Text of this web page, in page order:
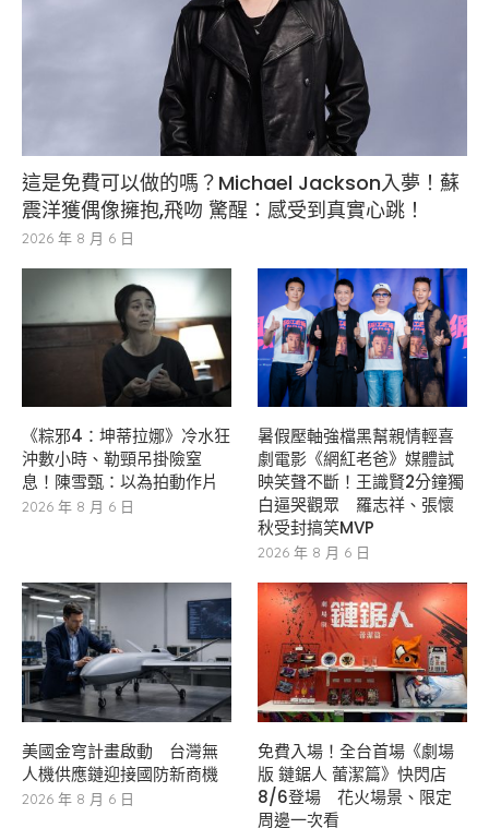
這是免費可以做的嗎？Michael Jackson入夢！蘇
震洋獲偶像擁抱,飛吻 驚醒：感受到真實心跳！
2026 年 8 月 6 日
《粽邪4：坤蒂拉娜》冷水狂
沖數小時、勒頸吊掛險窒
息！陳雪甄：以為拍動作片
2026 年 8 月 6 日
暑假壓軸強檔黑幫親情輕喜
劇電影《網紅老爸》媒體試
映笑聲不斷！王識賢2分鐘獨
白逼哭觀眾 羅志祥、張懷
秋受封搞笑MVP
2026 年 8 月 6 日
美國金穹計畫啟動 台灣無
人機供應鏈迎接國防新商機
2026 年 8 月 6 日
免費入場！全台首場《劇場
版 鏈鋸人 蕾潔篇》快閃店
8/6登場 花火場景、限定
周邊一次看